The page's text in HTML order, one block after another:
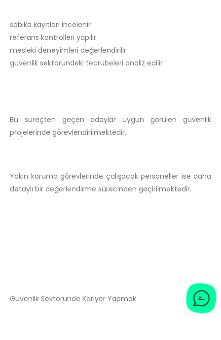
sabıka kayıtları incelenir
referans kontrolleri yapılır
mesleki deneyimleri değerlendirilir
güvenlik sektöründeki tecrübeleri analiz edilir
Bu süreçten geçen adaylar uygun görülen güvenlik
projelerinde görevlendirilmektedir.
Yakın koruma görevlerinde çalışacak personeller ise daha
detaylı bir değerlendirme sürecinden geçirilmektedir.
Güvenlik Sektöründe Kariyer Yapmak